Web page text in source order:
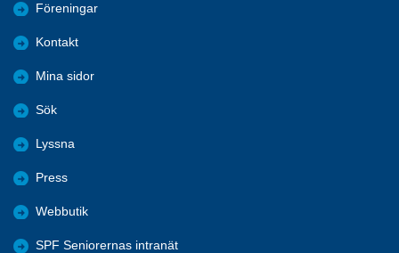
Föreningar
Kontakt
Mina sidor
Sök
Lyssna
Press
Webbutik
SPF Seniorernas intranät